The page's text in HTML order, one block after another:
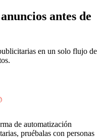
antes de
en un solo flujo de
de automatización
pruébalas con personas